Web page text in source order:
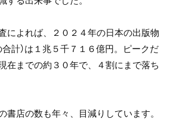
によれば、２０２４年の日本の出版物
計）は１兆５千７１６億円。ピークだ
在までの約３０年で、４割にまで落ち
書店の数も年々、目減りしています。